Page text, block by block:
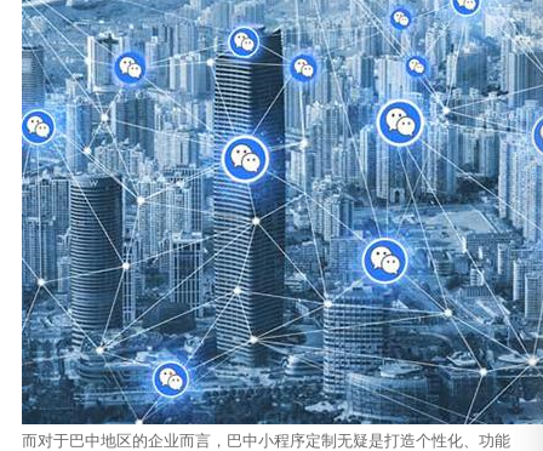
而对于巴中地区的企业而言，巴中小程序定制无疑是打造个性化、功能